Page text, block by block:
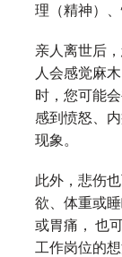
理（精神）
亲人离世后
人会感觉麻
时，您可能
感到愤怒、
现象。
此外，悲伤
欲、体重或
或胃痛， 也
工作岗位的